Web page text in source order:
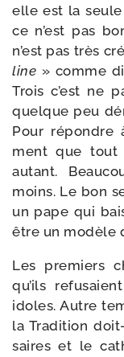
elle est la
ce n’est pas
n’est pas très
line » comme
Trois c’est ne
quelque peu
Pour
ment que tout
autant.
moins. Le bon
un pape qui
être un modèle
Les pre­miers
qu’ils
idoles. Autre
la Tradition
saires et le